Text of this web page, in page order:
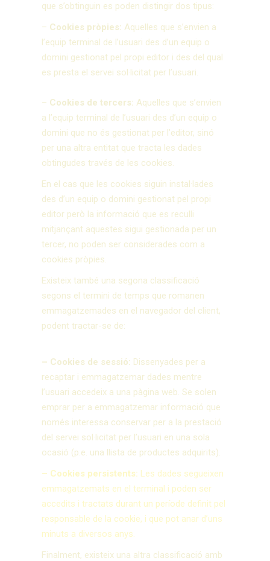
que s’obtinguin es poden distingir dos tipus:
– Cookies pròpies:Aquelles que s’envien a
l’equip terminal de l’usuari des d’un equip o
domini gestionat pel propi editor i des del qual
es presta el servei sol·licitat per l’usuari.
– Cookies de tercers:Aquelles que s’envien
a l’equip terminal de l’usuari des d’un equip o
domini que no és gestionat per l’editor, sinó
per una altra entitat que tracta les dades
obtingudes través de les cookies.
En el cas que les cookies siguin instal·lades
des d’un equip o domini gestionat pel propi
editor però la informació que es reculli
mitjançant aquestes sigui gestionada per un
tercer, no poden ser considerades com a
cookies pròpies.
Existeix també una segona classificació
segons el termini de temps que romanen
emmagatzemades en el navegador del client,
podent tractar-se de:
– Cookies de sessió: Dissenyades per a
recaptar i emmagatzemar dades mentre
l’usuari accedeix a una pàgina web. Se solen
emprar per a emmagatzemar informació que
només interessa conservar per a la prestació
del servei sol·licitat per l’usuari en una sola
ocasió (p.e. una llista de productes adquirits).
– Cookies persistents: Les dades segueixen
emmagatzemats en el terminal i poden ser
accedits i tractats durant un període definit pel
responsable de la cookie, i que pot anar d’uns
minuts a diversos anys.
Finalment, existeix una altra classificació amb